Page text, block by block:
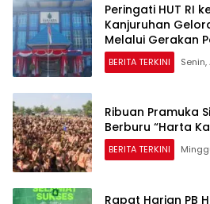
Peringati HUT RI
Kanjuruhan
Melalui Gerakan
BERITA TERKINI
Ribuan Pramuka
Berburu “Harta
BERITA TERKINI
Rapat Harian PB